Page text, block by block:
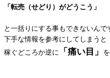
「転売（せどり）がどうこう」
と一括りにする事もできないんで
下手な情報を参考にしてしまうと
稼ぐどころか逆に
「痛い目」